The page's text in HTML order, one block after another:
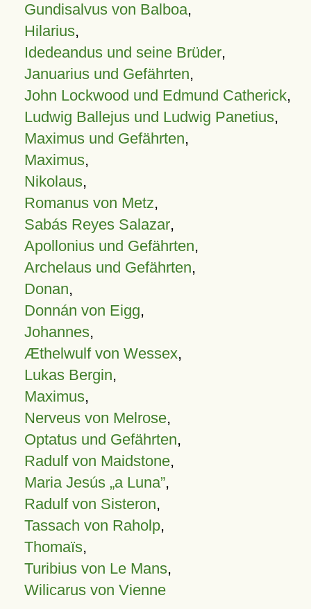
Gundisalvus von Balboa,
Hilarius,
Idedeandus und seine Brüder,
Januarius und Gefährten,
John Lockwood und Edmund Catherick,
Ludwig Ballejus und Ludwig Panetius,
Maximus und Gefährten,
Maximus,
Nikolaus,
Romanus von Metz,
Sabás Reyes Salazar,
Apollonius und Gefährten,
Archelaus und Gefährten,
Donan,
Donnán von Eigg,
Johannes,
Æthelwulf von Wessex,
Lukas Bergin,
Maximus,
Nerveus von Melrose,
Optatus und Gefährten,
Radulf von Maidstone,
Maria Jesús „a Luna”,
Radulf von Sisteron,
Tassach von Raholp,
Thomaïs,
Turibius von Le Mans,
Wilicarus von Vienne